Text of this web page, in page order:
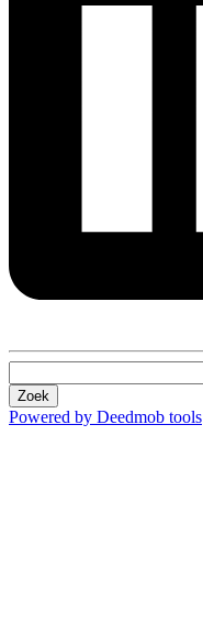
Zoek
Powered by Deedmob tools